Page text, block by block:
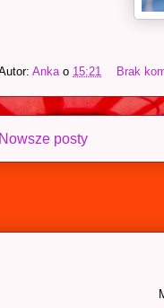
Anka o 15:21 Brak
Nowsze posty